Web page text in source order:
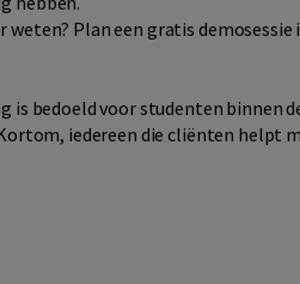
weten? Plan een gratis demosessie
is bedoeld voor studenten binnen
iedereen die cliënten helpt